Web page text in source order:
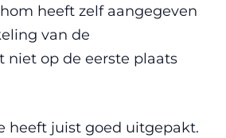
heeft zelf aangegeven
van de
niet op de eerste plaats
heeft juist goed uitgepakt.